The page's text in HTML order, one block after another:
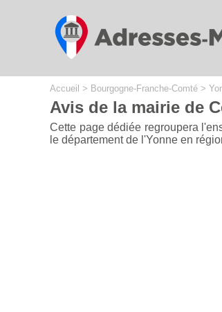
Accueil > Bourgogne-Franche-Comté >
Avis de la mairie de
Cette page dédiée regroupera
le département de l'Yonne en